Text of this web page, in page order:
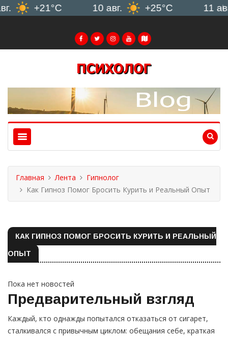
+21°C +25°C
Главная Лента
Гипнолог
Как Гипноз Помог Бросить Курить и Реальный Опыт
КАК ГИПНОЗ ПОМОГ БРОСИТЬ КУРИТЬ И РЕАЛЬНЫЙ
ОПЫТ
Пока нет новостей
Предварительный взгляд
Каждый, кто однажды попытался отказаться от сигарет,
сталкивался с привычным циклом: обещания себе, краткая